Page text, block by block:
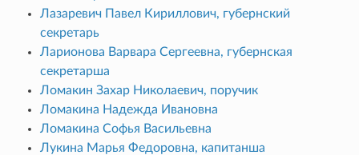
Лазаревич Павел Кириллович, губернский
секретарь
Ларионова Варвара Сергеевна, губернская
секретарша
Ломакин Захар Николаевич, поручик
Ломакина Надежда Ивановна
Ломакина Софья Васильевна
Лукина Марья Федоровна, капитанша